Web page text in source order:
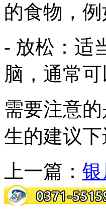
的食物，
- 放松：适
脑，通常
需要注意
生的建议
上一篇：